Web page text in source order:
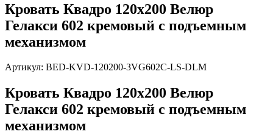
Кровать Квадро 120х200 Велюр
Гелакси 602 кремовый с подъемным
механизмом
Артикул: BED-KVD-120200-3VG602C-LS-DLM
Кровать Квадро 120х200 Велюр
Гелакси 602 кремовый с подъемным
механизмом